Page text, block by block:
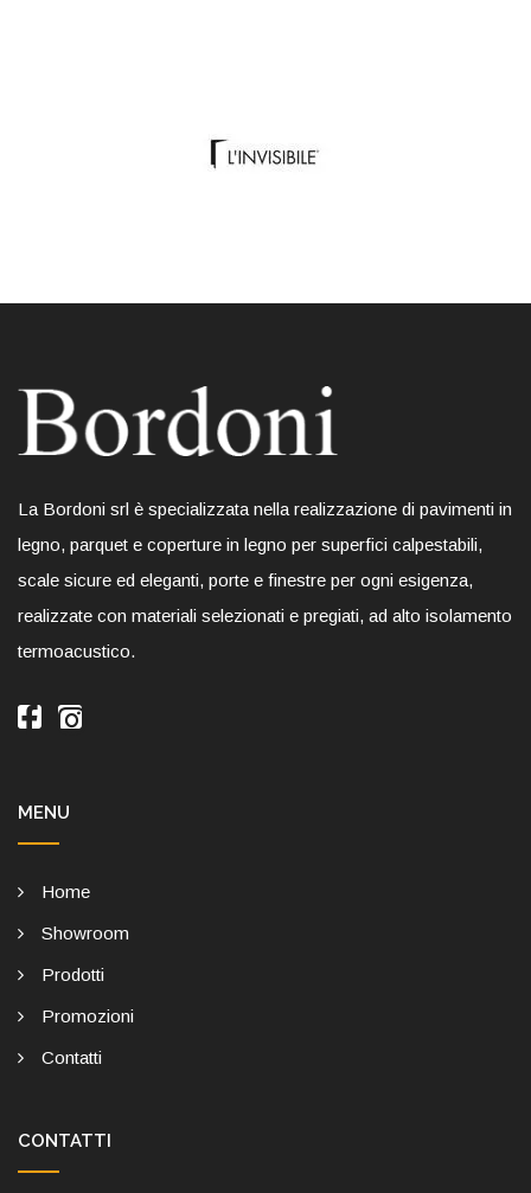
La Bordoni srl è specializzata nella realizzazione di pavimenti in
legno, parquet e coperture in legno per superfici calpestabili,
scale sicure ed eleganti, porte e finestre per ogni esigenza,
realizzate con materiali selezionati e pregiati, ad alto isolamento
termoacustico.
MENU
Home
Showroom
Prodotti
Promozioni
Contatti
CONTATTI